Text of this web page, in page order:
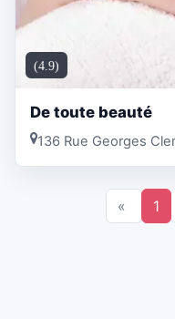
(4.9)
De toute beauté
136 Rue Georges
« 1